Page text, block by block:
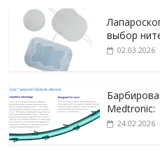
выбор
02.03.2026
Medtronic:
24.02.2026